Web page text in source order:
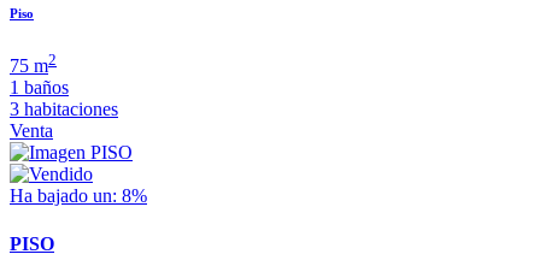
Piso
75 m2
1 baños
3 habitaciones
Venta
Ha bajado un: 8%
PISO